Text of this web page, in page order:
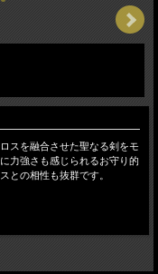
スを融合させた聖なる剣をモ
力強さも感じられるお守り的
との相性も抜群です。